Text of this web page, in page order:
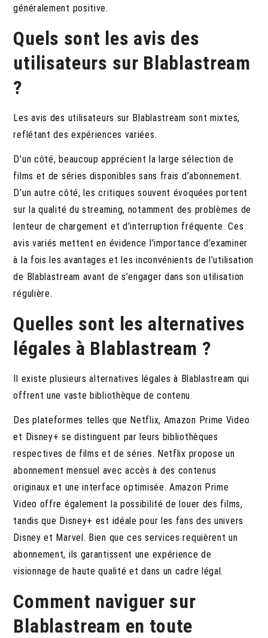
généralement positive.
Quels sont les avis des
utilisateurs sur Blablastream
?
Les avis des utilisateurs sur Blablastream sont mixtes,
reflétant des expériences variées.
D’un côté, beaucoup apprécient la large sélection de
films et de séries disponibles sans frais d’abonnement.
D’un autre côté, les critiques souvent évoquées portent
sur la qualité du streaming, notamment des problèmes de
lenteur de chargement et d’interruption fréquente. Ces
avis variés mettent en évidence l’importance d’examiner
à la fois les avantages et les inconvénients de l’utilisation
de Blablastream avant de s’engager dans son utilisation
régulière.
Quelles sont les alternatives
légales à Blablastream ?
Il existe plusieurs alternatives légales à Blablastream qui
offrent une vaste bibliothèque de contenu.
Des plateformes telles que Netflix, Amazon Prime Video
et Disney+ se distinguent par leurs bibliothèques
respectives de films et de séries. Netflix propose un
abonnement mensuel avec accès à des contenus
originaux et une interface optimisée. Amazon Prime
Video offre également la possibilité de louer des films,
tandis que Disney+ est idéale pour les fans des univers
Disney et Marvel. Bien que ces services requièrent un
abonnement, ils garantissent une expérience de
visionnage de haute qualité et dans un cadre légal.
Comment naviguer sur
Blablastream en toute